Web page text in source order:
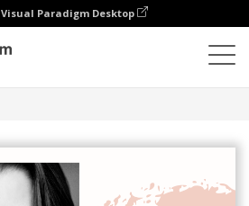
Visual Paradigm Desktop